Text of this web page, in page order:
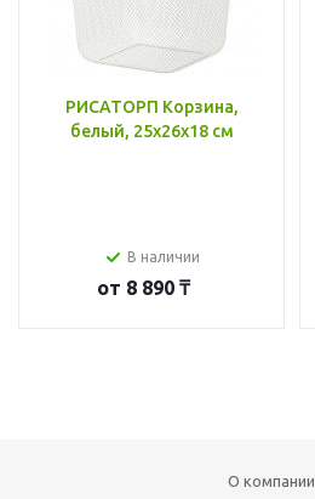
РИСАТОРП Корзина,
белый, 25x26x18 см
В наличии
от 8 890 ₸
О компании